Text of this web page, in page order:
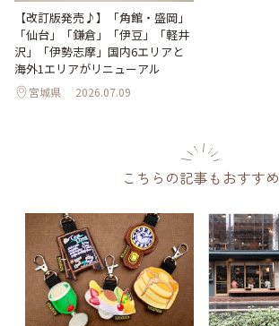
【改訂版発売♪】「角館・盛岡」
「仙台」「鎌倉」「伊豆」「軽井
沢」「伊勢志摩」国内6エリアと
海外1エリアがリニューアル
宮城県 2026.07.09
こちらの記事もおすすめ